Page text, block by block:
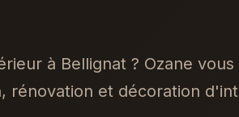
à Bellignat ? Ozane
rénovation et décoration